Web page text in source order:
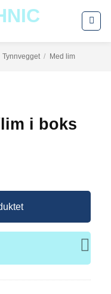
Tynnvegget / Med lim
i boks